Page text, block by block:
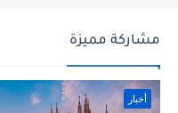
مشاركة مميزة
أخبار